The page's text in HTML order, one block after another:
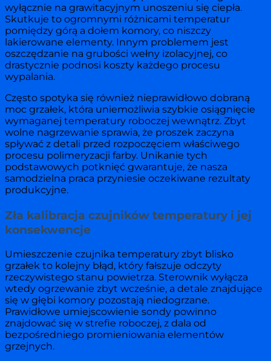
wyłącznie na grawitacyjnym unoszeniu się ciepła.
Skutkuje to ogromnymi różnicami temperatur
pomiędzy górą a dołem komory, co niszczy
lakierowane elementy. Innym problemem jest
oszczędzanie na grubości wełny izolacyjnej, co
drastycznie podnosi koszty każdego procesu
wypalania.
Często spotyka się również nieprawidłowo dobraną
moc grzałek, która uniemożliwia szybkie osiągnięcie
wymaganej temperatury roboczej wewnątrz. Zbyt
wolne nagrzewanie sprawia, że proszek zaczyna
spływać z detali przed rozpoczęciem właściwego
procesu polimeryzacji farby. Unikanie tych
podstawowych potknięć gwarantuje, że nasza
samodzielna praca przyniesie oczekiwane rezultaty
produkcyjne.
Zła kalibracja czujników temperatury i jej
konsekwencje
Umieszczenie czujnika temperatury zbyt blisko
grzałek to kolejny błąd, który fałszuje odczyty
rzeczywistego stanu powietrza. Sterownik wyłącza
wtedy ogrzewanie zbyt wcześnie, a detale znajdujące
się w głębi komory pozostają niedogrzane.
Prawidłowe umiejscowienie sondy powinno
znajdować się w strefie roboczej, z dala od
bezpośredniego promieniowania elementów
grzejnych.